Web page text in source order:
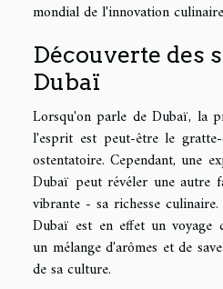
mondial de l'innovation
Découverte des
Dubaï
Lorsqu'on parle de Dubaï, la
l'esprit est peut-être le
ostentatoire. Cependant, une
Dubaï peut révéler une autre
vibrante - sa richesse
Dubaï est en effet un voyage
un mélange d'arômes et de
de sa culture.